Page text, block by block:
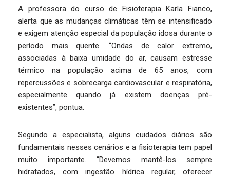
A professora do curso de Fisioterapia Karla Fianco,
alerta que as mudanças climáticas têm se intensificado
e exigem atenção especial da população idosa durante o
período mais quente. “Ondas de calor extremo,
associadas à baixa umidade do ar, causam estresse
térmico na população acima de 65 anos, com
repercussões e sobrecarga cardiovascular e respiratória,
especialmente quando já existem doenças pré-
existentes”, pontua.
Segundo a especialista, alguns cuidados diários são
fundamentais nesses cenários e a fisioterapia tem papel
muito importante. “Devemos mantê-los sempre
hidratados, com ingestão hídrica regular, oferecer